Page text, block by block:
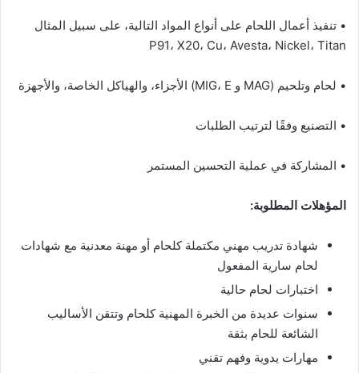
• تنفيذ أعمال اللحام على أنواع المواد التالية، على سبيل المثال
P91، X20، Cu، Avesta، Nickel، Titan
• لحام وتلحيم (MAG و MIG، E) الأجزاء، والهياكل الخاصة، والأجهزة
• التصنيع وفقًا لترتيب الطلبات
• المشاركة في عملية التحسين المستمر
المؤهلات المطلوبة:
شهادة تدريب مهني مكتملة كلحام أو مهنة معدنية مع شهادات
لحام سارية المفعول
اختبارات لحام حالية
سنوات عديدة من الخبرة المهنية كلحام وتتقن الأساليب
الشائعة للحام بثقة
مهارات يدوية وفهم تقني